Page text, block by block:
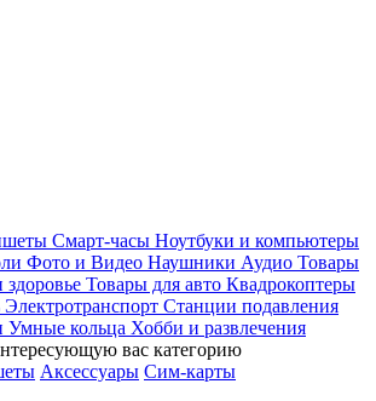
Смарт-часы Ноутбуки и компьютеры
Фото и Видео Наушники Аудио Товары
здоровье Товары для авто Квадрокоптеры
Электротранспорт Станции подавления
Умные кольца Хобби и развлечения
вас категорию
Аксессуары Сим-карты